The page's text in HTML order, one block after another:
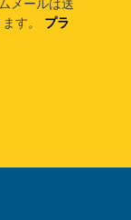
メールは送
す。
プラ